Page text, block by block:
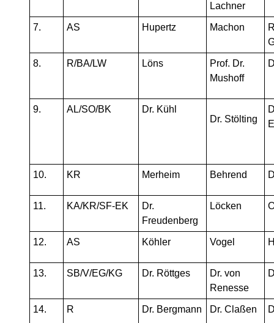
Lachner
7. AS Hupertz Machon
8. R/BA/LW Löns
Prof. Dr.
Mushoff
9. AL/SO/BK
Dr. Kühl
Dr. Stölting
10. KR Merheim Behrend
11. KA/KR/SF-EK
Dr.
Freudenberg
Löcken
12. AS Köhler Vogel
13. SB/V/EG/KG Dr. Röttges
Dr. von
Renesse
14. R Dr. Bergmann Dr. Claßen